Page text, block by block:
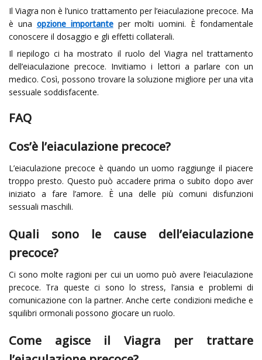
Il Viagra non è l’unico trattamento per l’eiaculazione precoce. Ma
è una opzione importanteper molti uomini. È fondamentale
conoscere il dosaggio e gli effetti collaterali.
Il riepilogo ci ha mostrato il ruolo del Viagra nel trattamento
dell’eiaculazione precoce. Invitiamo i lettori a parlare con un
medico. Così, possono trovare la soluzione migliore per una vita
sessuale soddisfacente.
FAQ
Cos’è l’eiaculazione precoce?
L’eiaculazione precoce è quando un uomo raggiunge il piacere
troppo presto. Questo può accadere prima o subito dopo aver
iniziato a fare l’amore. È una delle più comuni disfunzioni
sessuali maschili.
Quali sono le cause dell’eiaculazione
precoce?
Ci sono molte ragioni per cui un uomo può avere l’eiaculazione
precoce. Tra queste ci sono lo stress, l’ansia e problemi di
comunicazione con la partner. Anche certe condizioni mediche e
squilibri ormonali possono giocare un ruolo.
Come agisce il Viagra per trattare